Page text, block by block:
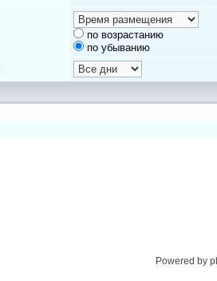
по возрастанию
по убыванию
Powered by